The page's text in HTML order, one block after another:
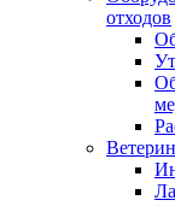
отходов